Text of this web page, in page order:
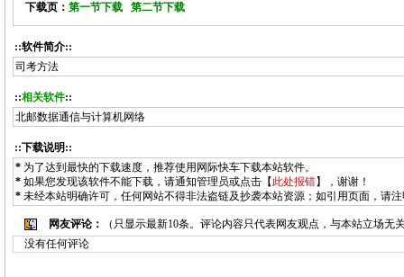
下载页： 第一节下载 第二节下载
::软件简介::
司考方法
::相关软件::
北邮数据通信与计算机网络
::下载说明::
* 为了达到最快的下载速度，推荐使用网际快车下载本站软件。
* 如果您发现该软件不能下载，请通知管理员或点击【 此处报错】，谢谢！
* 未经本站明确许可，任何网站不得非法盗链及抄袭本站资源；如引用页面，请
网友评论：
（只显示最新10条。评论内容只代表网友观点，与本站立场无
没有任何评论